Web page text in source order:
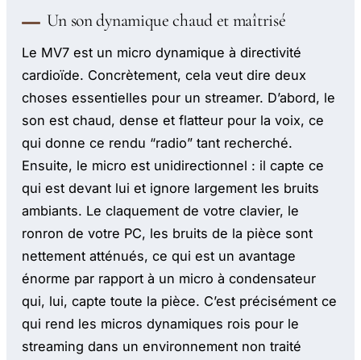
Un son dynamique chaud et maîtrisé
Le MV7 est un micro dynamique à directivité
cardioïde. Concrètement, cela veut dire deux
choses essentielles pour un streamer. D’abord, le
son est chaud, dense et flatteur pour la voix, ce
qui donne ce rendu “radio” tant recherché.
Ensuite, le micro est unidirectionnel : il capte ce
qui est devant lui et ignore largement les bruits
ambiants. Le claquement de votre clavier, le
ronron de votre PC, les bruits de la pièce sont
nettement atténués, ce qui est un avantage
énorme par rapport à un micro à condensateur
qui, lui, capte toute la pièce. C’est précisément ce
qui rend les micros dynamiques rois pour le
streaming dans un environnement non traité